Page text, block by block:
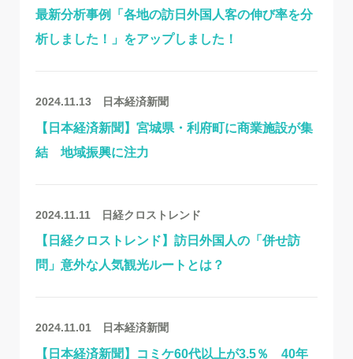
最新分析事例「各地の訪日外国人客の伸び率を分
析しました！」をアップしました！
2024.11.13 日本経済新聞
【日本経済新聞】宮城県・利府町に商業施設が集
結 地域振興に注力
2024.11.11 日経クロストレンド
【日経クロストレンド】訪日外国人の「併せ訪
問」意外な人気観光ルートとは？
2024.11.01 日本経済新聞
【日本経済新聞】コミケ60代以上が3.5％ 40年